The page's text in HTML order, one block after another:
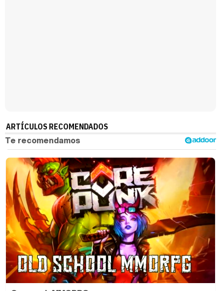
ARTÍCULOS RECOMENDADOS